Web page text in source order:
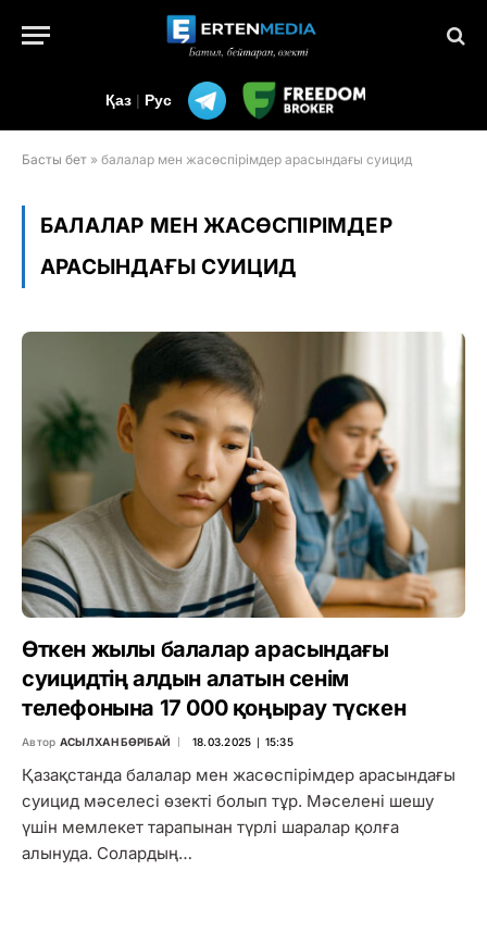
Қаз | Рус
Басты бет » балалар мен жасөспірімдер арасындағы суицид
БАЛАЛАР МЕН ЖАСӨСПІРІМДЕР
АРАСЫНДАҒЫ СУИЦИД
Өткен жылы балалар арасындағы
суицидтің алдын алатын сенім
телефонына 17 000 қоңырау түскен
Автор АСЫЛХАН БӨРІБАЙ 18.03.2025 ∣ 15:35
Қазақстанда балалар мен жасөспірімдер арасындағы
суицид мәселесі өзекті болып тұр. Мәселені шешу
үшін мемлекет тарапынан түрлі шаралар қолға
алынуда. Солардың…